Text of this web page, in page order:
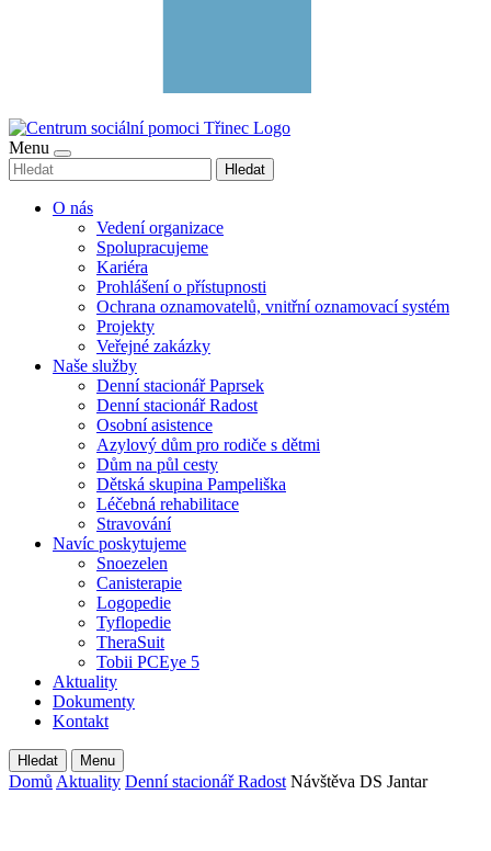
Menu
Hledat
O nás
Vedení organizace
Spolupracujeme
Kariéra
Prohlášení o přístupnosti
Ochrana oznamovatelů, vnitřní oznamovací systém
Projekty
Veřejné zakázky
Naše služby
Denní stacionář Paprsek
Denní stacionář Radost
Osobní asistence
Azylový dům pro rodiče s dětmi
Dům na půl cesty
Dětská skupina Pampeliška
Léčebná rehabilitace
Stravování
Navíc poskytujeme
Snoezelen
Canisterapie
Logopedie
Tyflopedie
TheraSuit
Tobii PCEye 5
Aktuality
Dokumenty
Kontakt
Hledat Menu
Domů Aktuality Denní stacionář Radost Návštěva DS Jantar